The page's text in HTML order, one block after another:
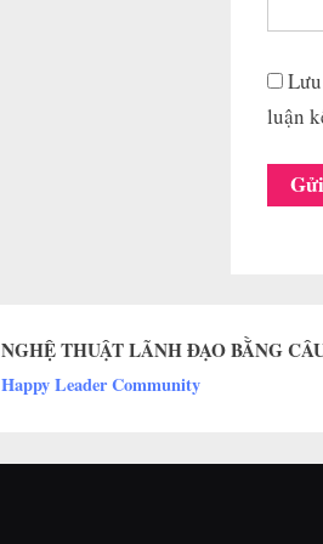
luận
NGHỆ THUẬT LÃNH ĐẠO BẰNG
Happy Leader Community